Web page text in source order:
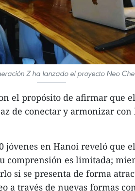
Z ha lanzado el proyecto Neo
el propósito de afirmar que
de conectar y armonizar con
jóvenes en Hanoi reveló que
comprensión es limitada;
si se presenta de forma
a través de nuevas formas